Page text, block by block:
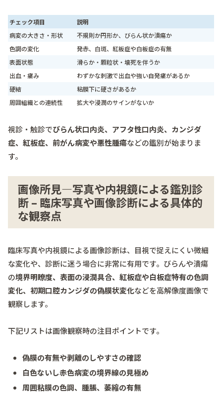
チェック項目
説明
病変の大きさ・形状
不規則か円形か、びらん状か潰瘍か
色調の変化
発赤、白斑、紅板症や白板症の有無
表面状態
滑らか・顆粒状・壊死を伴うか
出血・痛み
わずかな刺激で出血や強い自発痛があるか
硬結
粘膜下に硬さがあるか
周囲組織との連続性
拡大や浸潤のサインがないか
視診・触診でびらん状口内炎、アフタ性口内炎、カンジダ
症、紅板症、前がん病変や悪性腫瘍などの鑑別が始まりま
す。
画像所見―写真や内視鏡による鑑別診
断 – 臨床写真や画像診断による具体的
な観察点
臨床写真や内視鏡による画像診断は、目視で捉えにくい微細
な変化や、診断に迷う場合に非常に有用です。びらんや潰瘍
の境界明瞭度、表面の浸潤具合、紅板症や白板症特有の色調
変化、初期口腔カンジダの偽膜状変化などを高解像度画像で
観察します。
下記リストは画像観察時の注目ポイントです。
偽膜の有無や剥離のしやすさの確認
白色ないし赤色病変の境界線の見極め
周囲粘膜の色調、腫脹、萎縮の有無